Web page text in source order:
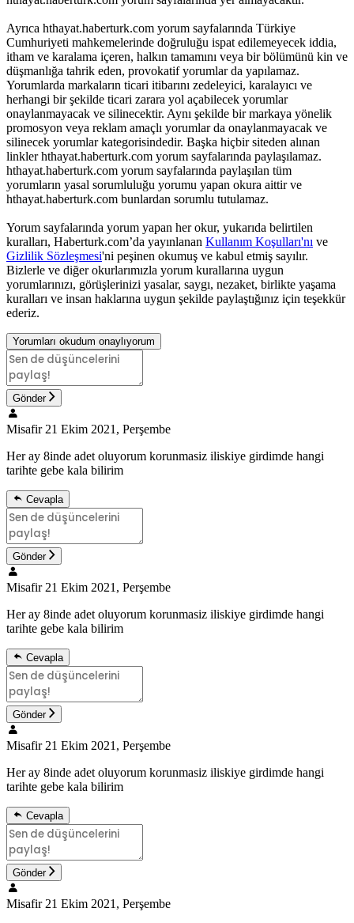
Ayrıca hthayat.haberturk.com yorum sayfalarında Türkiye
Cumhuriyeti mahkemelerinde doğruluğu ispat edilemeyecek iddia,
itham ve karalama içeren, halkın tamamını veya bir bölümünü kin ve
düşmanlığa tahrik eden, provokatif yorumlar da yapılamaz.
Yorumlarda markaların ticari itibarını zedeleyici, karalayıcı ve
herhangi bir şekilde ticari zarara yol açabilecek yorumlar
onaylanmayacak ve silinecektir. Aynı şekilde bir markaya yönelik
promosyon veya reklam amaçlı yorumlar da onaylanmayacak ve
silinecek yorumlar kategorisindedir. Başka hiçbir siteden alınan
linkler hthayat.haberturk.com yorum sayfalarında paylaşılamaz.
hthayat.haberturk.com yorum sayfalarında paylaşılan tüm
yorumların yasal sorumluluğu yorumu yapan okura aittir ve
hthayat.haberturk.com bunlardan sorumlu tutulamaz.
Yorum sayfalarında yorum yapan her okur, yukarıda belirtilen
kuralları, Haberturk.com’da yayınlanan Kullanım Koşulları'nı ve
Gizlilik Sözleşmesi'ni peşinen okumuş ve kabul etmiş sayılır.
Bizlerle ve diğer okurlarımızla yorum kurallarına uygun
yorumlarınızı, görüşlerinizi yasalar, saygı, nezaket, birlikte yaşama
kuralları ve insan haklarına uygun şekilde paylaştığınız için teşekkür
ederiz.
Yorumları okudum onaylıyorum
Gönder
Misafir 21 Ekim 2021, Perşembe
Her ay 8inde adet oluyorum korunmasiz iliskiye girdimde hangi
tarihte gebe kala bilirim
Cevapla
Gönder
Misafir 21 Ekim 2021, Perşembe
Her ay 8inde adet oluyorum korunmasiz iliskiye girdimde hangi
tarihte gebe kala bilirim
Cevapla
Gönder
Misafir 21 Ekim 2021, Perşembe
Her ay 8inde adet oluyorum korunmasiz iliskiye girdimde hangi
tarihte gebe kala bilirim
Cevapla
Gönder
Misafir 21 Ekim 2021, Perşembe